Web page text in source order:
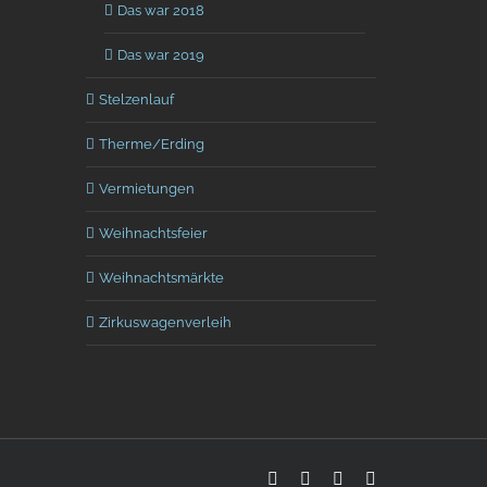
Das war 2018
Das war 2019
Stelzenlauf
Therme/Erding
Vermietungen
Weihnachtsfeier
Weihnachtsmärkte
Zirkuswagenverleih
Facebook
Vimeo Pinterest